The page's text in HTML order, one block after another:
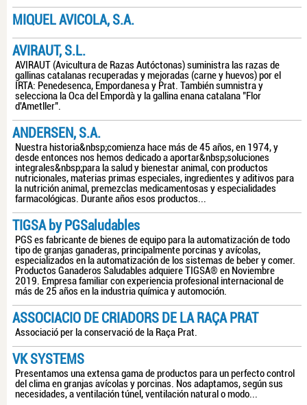
MIQUEL AVICOLA, S.A.
AVIRAUT, S.L.
AVIRAUT (Avicultura de Razas Autóctonas) suministra las razas de
gallinas catalanas recuperadas y mejoradas (carne y huevos) por el
IRTA: Penedesenca, Empordanesa y Prat. También sumnistra y
selecciona la Oca del Empordà y la gallina enana catalana "Flor
d'Ametller".
ANDERSEN, S.A.
Nuestra historia&nbsp;comienza hace más de 45 años, en 1974, y
desde entonces nos hemos dedicado a aportar&nbsp;soluciones
integrales&nbsp;para la salud y bienestar animal, con productos
nutricionales, materias primas especiales, ingredientes y aditivos para
la nutrición animal, premezclas medicamentosas y especialidades
farmacológicas. Durante años esos productos...
TIGSA by PGSaludables
PGS es fabricante de bienes de equipo para la automatización de todo
tipo de granjas ganaderas, principalmente porcinas y avícolas,
especializados en la automatización de los sistemas de beber y comer.
Productos Ganaderos Saludables adquiere TIGSA® en Noviembre
2019. Empresa familiar con experiencia profesional internacional de
más de 25 años en la industria química y automoción.
ASSOCIACIO DE CRIADORS DE LA RAÇA PRAT
Associació per la conservació de la Raça Prat.
VK SYSTEMS
Presentamos una extensa gama de productos para un perfecto control
del clima en granjas avícolas y porcinas. Nos adaptamos, según sus
necesidades, a ventilación túnel, ventilación natural o modo...